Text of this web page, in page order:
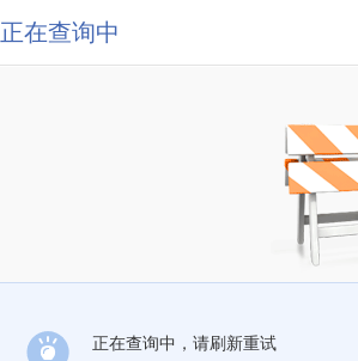
正在查询中
正在查询中，请刷新重试